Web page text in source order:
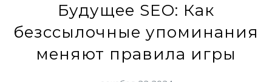
Будущее SEO: Как
безссылочные упоминания
меняют правила игры